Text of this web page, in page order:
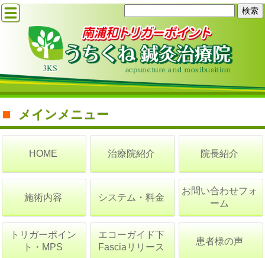
メインメニュー
HOME 治療院紹介 院長紹介
施術内容 システム・料金
お問い合わせフォ
ーム
トリガーポイン
ト・MPS
エコーガイド下
Fasciaリリース
患者様の声